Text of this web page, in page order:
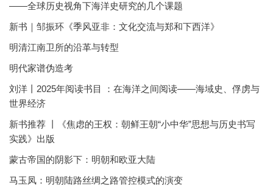
——全球历史视角下海洋史研究的几个课题
新书｜邹振环《季风亚非：文化交流与郑和下西洋》
明清江南卫所的沿革与转型
明代家谱伪造考
刘洋丨2025年阅读书目 ：在海洋之间阅读——海域史、俘虏与
世界经济
新书推荐 丨《焦虑的王权：朝鲜王朝“小中华”思想与历史书写
实践》出版
蒙古帝国的阴影下：明朝和欧亚大陆
马玉凤：明朝陆路丝绸之路管控模式的演变